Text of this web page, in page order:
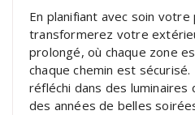
En planifiant avec soin
transformerez votre
prolongé, où chaque zone
chaque chemin est
réfléchi dans des
des années de belles